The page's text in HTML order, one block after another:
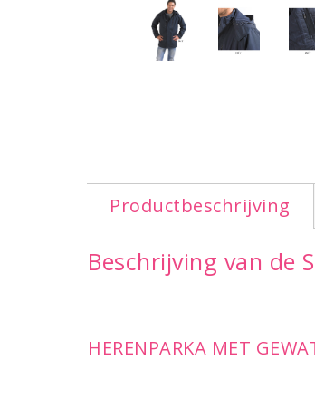
Productbeschrijving
Beschrijving van de
HERENPARKA MET